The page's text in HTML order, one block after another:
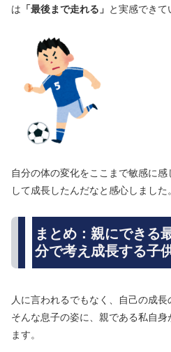
は 「最後まで走れる」 と実感できて
自分の体の変化をここまで敏感に
して成長したんだなと感心しました。
まとめ：親にできる
分で考え成長する子
人に言われるでもなく、自己の成長
そんな息子の姿に、親である私自
ます。